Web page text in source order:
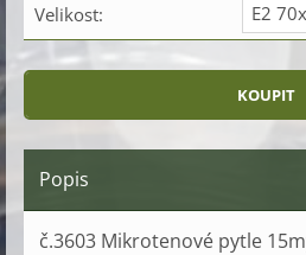
Velikost: E2
Popis
č.3603 Mikrotenové pytle